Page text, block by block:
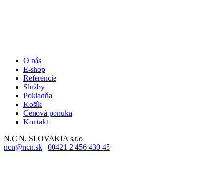
O nás
E-shop
Referencie
Služby
Pokladňa
Košík
Cenová ponuka
Kontakt
N.C.N. SLOVAKIA s.r.o
ncn@ncn.sk | 00421 2 456 430 45